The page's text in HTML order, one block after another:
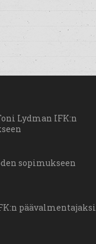
Lydman IFK:n
sopimukseen
päävalmentajaksi